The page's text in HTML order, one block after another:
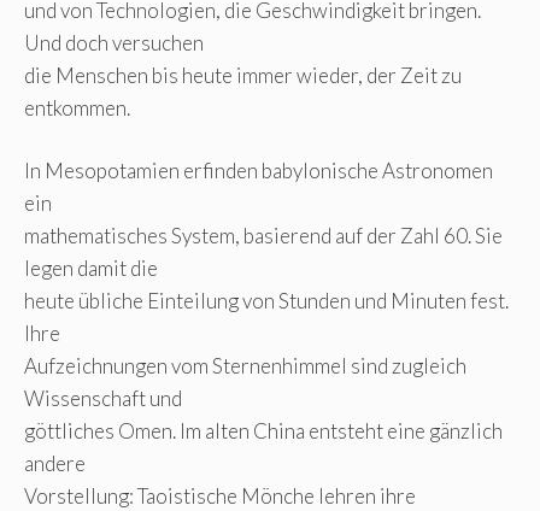
und von Technologien, die Geschwindigkeit bringen.
Und doch versuchen
die Menschen bis heute immer wieder, der Zeit zu
entkommen.
In Mesopotamien erfinden babylonische Astronomen
ein
mathematisches System, basierend auf der Zahl 60. Sie
legen damit die
heute übliche Einteilung von Stunden und Minuten fest.
Ihre
Aufzeichnungen vom Sternenhimmel sind zugleich
Wissenschaft und
göttliches Omen. Im alten China entsteht eine gänzlich
andere
Vorstellung: Taoistische Mönche lehren ihre